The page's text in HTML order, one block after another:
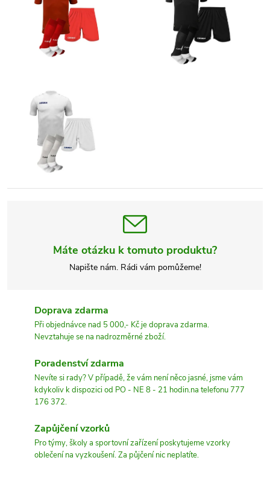
Máte otázku k tomuto produktu?
Napište nám. Rádi vám pomůžeme!
Doprava zdarma
Při objednávce nad 5 000,- Kč je doprava zdarma.
Nevztahuje se na nadrozměrné zboží.
Poradenství zdarma
Nevíte si rady? V případě, že vám není něco jasné, jsme vám
kdykoliv k dispozici od PO - NE 8 - 21 hodin.na telefonu 777
176 372.
Zapůjčení vzorků
Pro týmy, školy a sportovní zařízení poskytujeme vzorky
oblečení na vyzkoušení. Za půjčení nic neplatíte.